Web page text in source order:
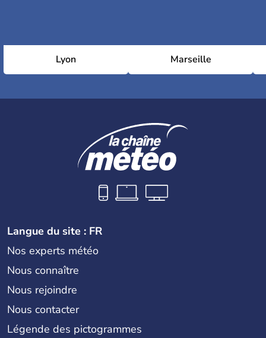
Lyon Marseille
Langue du site : FR
Nos experts météo
Nous connaître
Nous rejoindre
Nous contacter
Légende des pictogrammes